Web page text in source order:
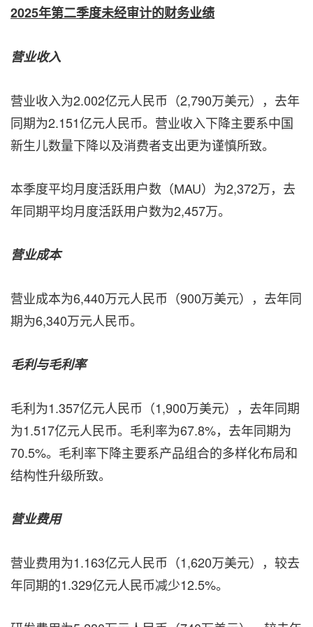
2025年第二季度未经审计的财务业绩
营业收入
营业收入为2.002亿元人民币（2,790万美元），去年
同期为2.151亿元人民币。营业收入下降主要系中国
新生儿数量下降以及消费者支出更为谨慎所致。
本季度平均月度活跃用户数（MAU）为2,372万，去
年同期平均月度活跃用户数为2,457万。
营业成本
营业成本为6,440万元人民币（900万美元），去年同
期为6,340万元人民币。
毛利与毛利率
毛利为1.357亿元人民币（1,900万美元），去年同期
为1.517亿元人民币。毛利率为67.8%，去年同期为
70.5%。毛利率下降主要系产品组合的多样化布局和
结构性升级所致。
营业费用
营业费用为1.163亿元人民币（1,620万美元），较去
年同期的1.329亿元人民币减少12.5%。